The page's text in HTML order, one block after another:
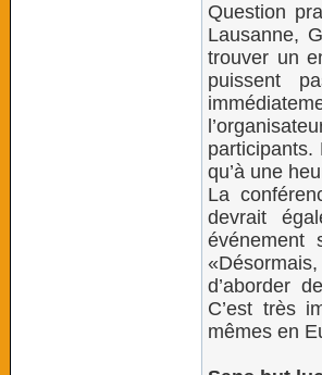
Question
Lausanne,
trouver un
puissent
participants.
qu’à une
La
devrait
événement
d’aborder
C’est très
mêmes en